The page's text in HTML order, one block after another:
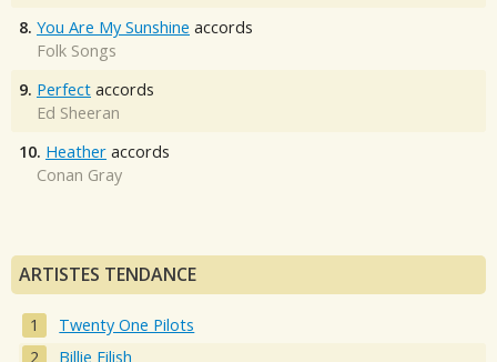
8. You Are My Sunshine accords
Folk Songs
9. Perfect accords
Ed Sheeran
10. Heather accords
Conan Gray
ARTISTES TENDANCE
Twenty One Pilots
Billie Eilish